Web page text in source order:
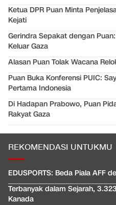
Ketua DPR Puan Minta
Kejati
Gerindra Sepakat dengan
Keluar Gaza
Alasan Puan Tolak Wacana
Puan Buka Konferensi PUIC:
Pertama Indonesia
Di Hadapan Prabowo, Puan
Rakyat Gaza
REKOMENDASI UNTUKMU
EDUSPORTS: Beda Piala AFF
Terbanyak dalam Sejarah,
Kanada